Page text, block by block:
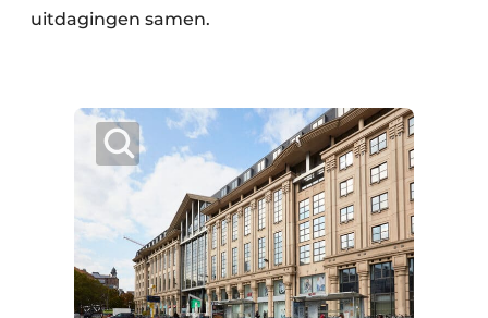
uitdagingen samen.